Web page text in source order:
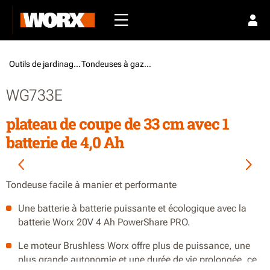
Outils de jardinage / Tondeuses à gazon
WG733E
plateau de coupe de 33 cm avec 1
batterie de 4,0 Ah
Tondeuse facile à manier et performante
Une batterie à batterie puissante et écologique avec la
batterie Worx 20V 4 Ah PowerShare PRO.
Le moteur Brushless Worx offre plus de puissance, une
plus grande autonomie et une durée de vie prolongée, ce